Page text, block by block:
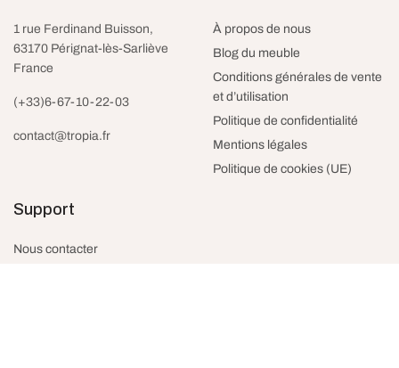
1 rue Ferdinand Buisson,
63170 Pérignat-lès-Sarliève
France
(+33)6-67-10-22-03
contact@tropia.fr
À propos de nous
Blog du meuble
Conditions générales de vente
et d’utilisation
Politique de confidentialité
Mentions légales
Politique de cookies (UE)
Support
Nous contacter